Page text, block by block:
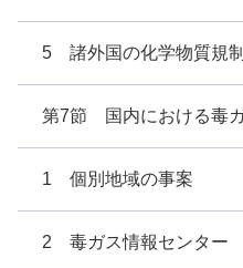
5 諸外国の化学物質規
第7節 国内における毒
1 個別地域の事案
2 毒ガス情報センター